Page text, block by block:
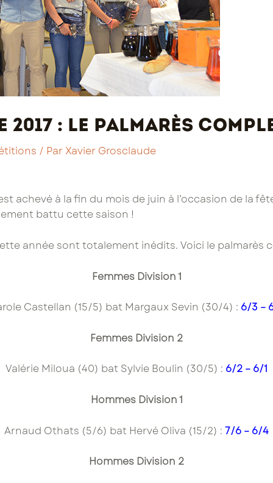
: le palmarès
/ Par Xavier Grosclaude
achevé à la fin du mois de juin à l’occasion de la
battu cette saison !
année sont totalement inédits. Voici le palmarès
Femmes Division 1
Castellan (15/5) bat Margaux Sevin (30/4) : 6/3 –
Femmes Division 2
Valérie Miloua (40) bat Sylvie Boulin (30/5) : 6/2 – 6/1
Hommes Division 1
Arnaud Othats (5/6) bat Hervé Oliva (15/2) : 7/6 – 6/4
Hommes Division 2